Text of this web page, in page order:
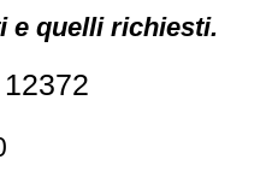
e quelli richiesti.